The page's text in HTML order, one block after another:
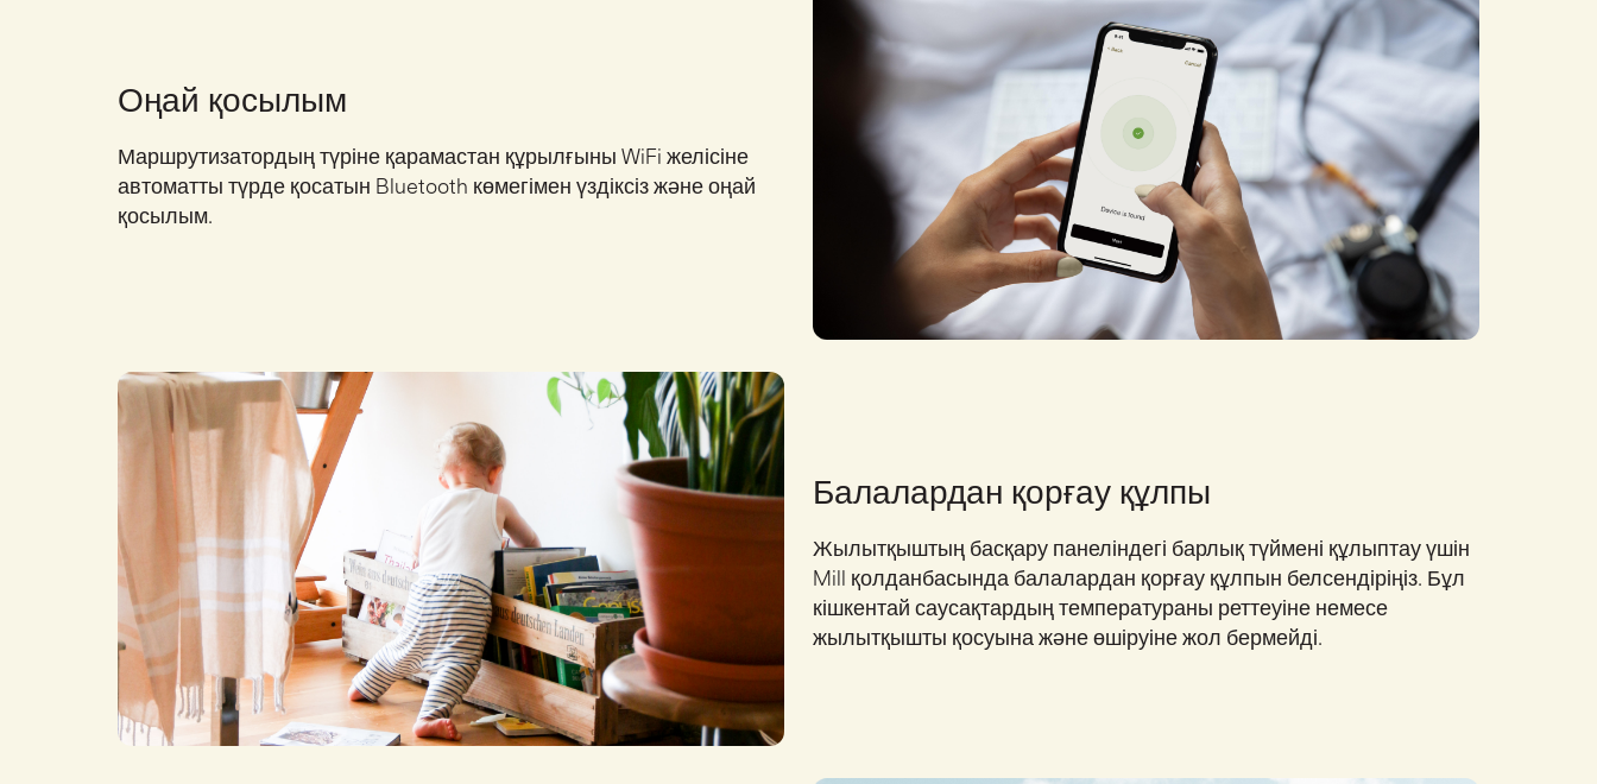
Оңай қосылым
Маршрутизатордың түріне қарамастан құрылғыны WiFi желісіне
автоматты түрде қосатын Bluetooth көмегімен үздіксіз және оңай
қосылым.
Балалардан қорғау құлпы
Жылытқыштың басқару панеліндегі барлық түймені құлыптау үшін
Mill қолданбасында балалардан қорғау құлпын белсендіріңіз. Бұл
кішкентай саусақтардың температураны реттеуіне немесе
жылытқышты қосуына және өшіруіне жол бермейді.